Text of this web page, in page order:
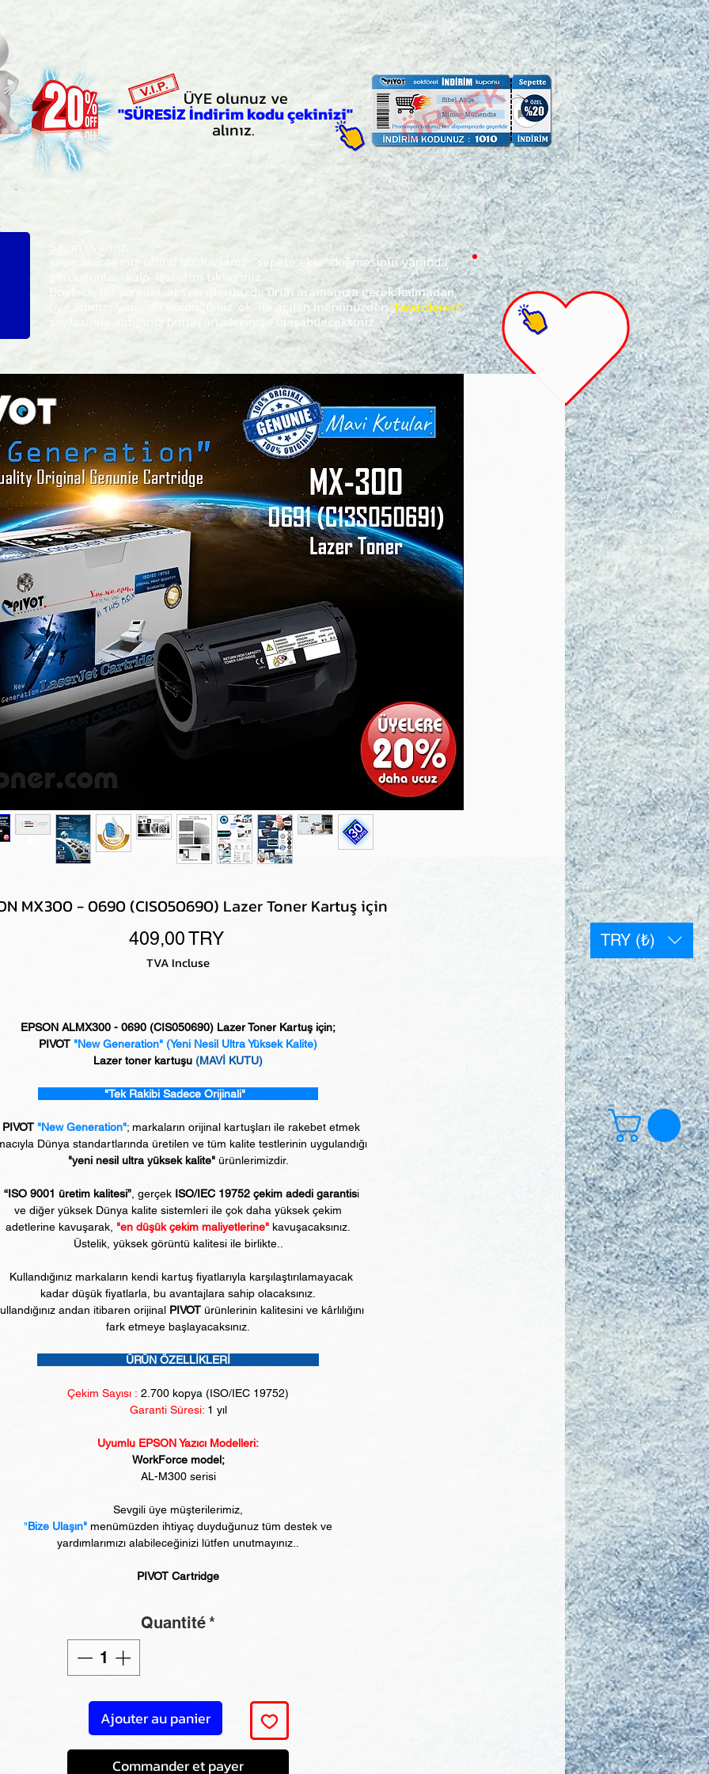
TRY (₺)
ÜYE olunuz ve
"SÜRESİZ İndirim kodu çekinizi"
alınız.
satın alacağınız ürünü bulduysanız, "sepete ekle" düğmesinin yanında
gördüğünüz 'kalp' işaretini tıklayınız.
Böylece, bir sonraki alışverişlerinizde ürün aramanıza gerek kalmadan,
üye adınızı yanında gördüğünüz 'ok' ile açılan menünüzden"Favorilerim"
sayfasında aldığınız bütün ürünlerinize ulaşabileceksiniz.
MX300 - 0690 (CIS050690) Lazer Toner Kartuş için
409,00 TRYPrix
TVA Incluse
EPSON ALMX300 - 0690 (CIS050690) Lazer Toner Kartuş için;
PIVOT "New Generation" (Yeni Nesil Ultra Yüksek Kalite)
Lazer toner kartuşu (MAVİ KUTU)
"Tek Rakibi Sadece Orijinali"
PIVOT "New Generation"; markaların orijinal kartuşları ile rakebet etmek
Dünya standartlarında üretilen ve tüm kalite testlerinin uygulandığı
"yeni nesil ultra yüksek kalite"ürünlerimizdir.
“ISO 9001 üretim kalitesi”, gerçekISO/IEC 19752 çekim adedi garantisi
ve diğer yüksek Dünya kalite sistemleri ile çok daha yüksek çekim
adetlerine kavuşarak, "en düşük çekim maliyetlerine" kavuşacaksınız.
Üstelik, yüksek görüntü kalitesi ile birlikte..
Kullandığınız markaların kendi kartuş fiyatlarıyla karşılaştırılamayacak
kadar düşük fiyatlarla, bu avantajlara sahip olacaksınız.
andan itibaren orijinal PIVOTürünlerinin kalitesini ve kârlılığını
fark etmeye başlayacaksınız.
ÜRÜN ÖZELLİKLERİ
Çekim Sayısı : 2 .700 kopya (ISO/IEC 19752)
Garanti Süresi:1 yıl
Uyumlu EPSON Yazıcı Modelleri:
WorkForce model;
AL-M300 serisi
Sevgili üye müşterilerimiz,
"Bize Ulaşın" menümüzden ihtiyaç duyduğunuz tüm destek ve
yardımlarımızı alabileceğinizi lütfen unutmayınız..
PIVOT Cartridge
Quantité*
Ajouter au panier
Commander et payer